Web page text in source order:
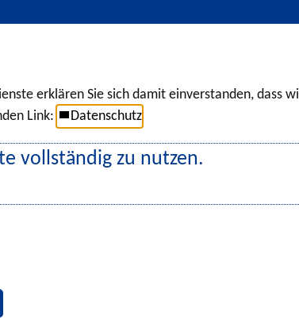
erklären Sie sich damit einverstanden, dass
Link:
Datenschutz
vollständig zu nutzen.